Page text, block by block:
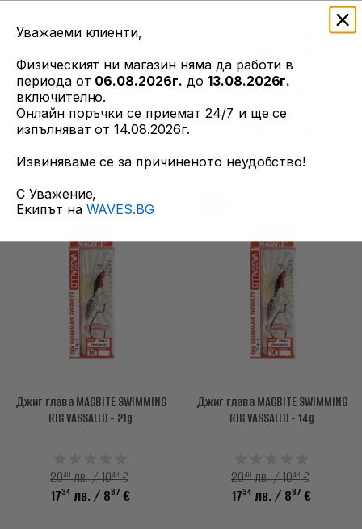
Воблер MAGBITE GRACY SS 38mm
2149 лв. / 1099€
1827лв. / 9 34€
Джиг глава MAGBITE SWIMMING
2040 лв. / 10
-15%
Джиг глава MAGBITE SWIMMING
RIG VASSALLO - 21g
2040лв. / 1043€
1734 лв. / 887 €
Джиг глава MAGBITE SWIMMING
RIG VASSALLO - 14g
2040лв. / 1043€
1734 лв. / 887 €
Уважаеми клиенти,
Физическият ни магазин няма да работи в
периода от 06.08.2026г. до 13.08.2026г.
включително.
Онлайн поръчки се приемат 24/7 и ще се
изпълняват от 14.08.2026г.
Извиняваме се за причиненото неудобство!
С Уважение,
Екипът на WAVES.BG